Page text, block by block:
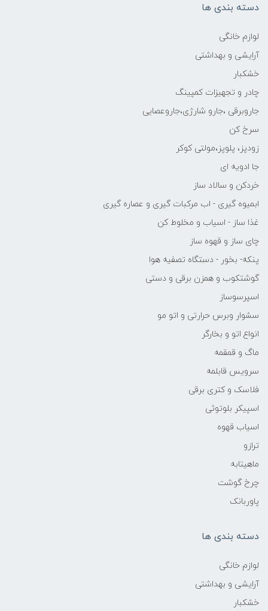
دسته بندی ها
لوازم خانگی
آرایشی و بهداشتی
خشکبار
چادر و تجهیزات کمپینگ
جاروبرقی ،جارو شارژی،جاروعصایی
سرخ کن
زودپز، پلوپز،مولتی کوکر
جا ادویه ای
خردکن و سالاد ساز
ابمیوه گیری - اب مرکبات گیری و عصاره گیری
غذا ساز - اسیاب و مخلوط کن
چای ساز و قهوه ساز
پنکه- بخور - دستگاه تصفیه هوا
گوشتکوب و همزن برقی و دستی
اسپرسوساز
سشوار وبرس حرارتی و اتو مو
انواع اتو و بخارگر
ماگ و قمقمه
سرویس قابلمه
فلاسک و کتری برقی
اسپیکر بلوتوثی
اسیاب قهوه
ترازو
ماهیتابه
چرخ گوشت
پاوربانک
دسته بندی ها
لوازم خانگی
آرایشی و بهداشتی
خشکبار